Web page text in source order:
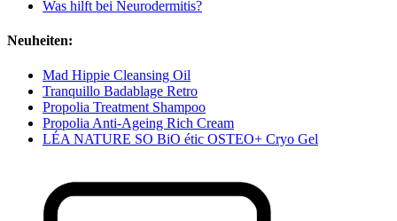
Was hilft bei Neurodermitis?
Neuheiten:
Mad Hippie Cleansing Oil
Tranquillo Badablage Retro
Propolia Treatment Shampoo
Propolia Anti-Ageing Rich Cream
LÉA NATURE SO BiO étic OSTEO+ Cryo Gel